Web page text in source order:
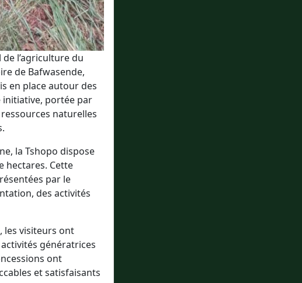
l’agriculture du
de Bafwasende,
en place autour des
initiative, portée par
naturelles
la Tshopo dispose
hectares. Cette
par le
des activités
les visiteurs ont
génératrices
ont
et satisfaisants